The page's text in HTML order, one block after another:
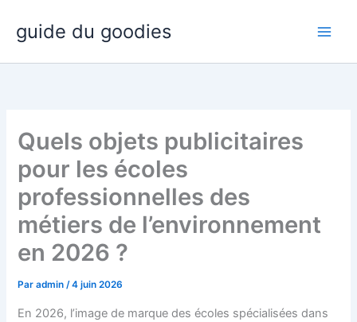
contenu
guide du goodies
Quels objets publicitaires
pour les écoles
professionnelles des
métiers de l’environnement
en 2026 ?
Paradmin/4 juin 2026
En 2026, l’image de marque des écoles spécialisées dans